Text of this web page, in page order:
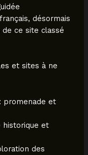
désormais
ce site classé
et sites à ne
: promenade et
et
des